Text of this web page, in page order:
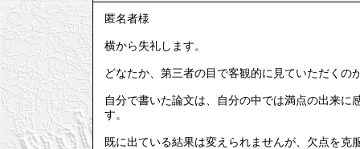
匿名者様
横から失礼します。
どなたか、第三者の目で客観的に見ていただくの
自分で書いた論文は、自分の中では満点の出来
す。
既に出ている結果は変えられませんが、欠点を